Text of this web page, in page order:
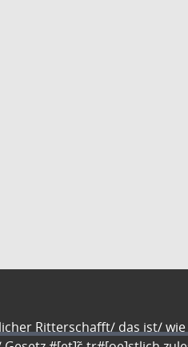
Ritterschafft/ das ist/